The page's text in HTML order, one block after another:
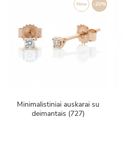
-20%
New
Minimalistiniai auskarai su
deimantais (727)